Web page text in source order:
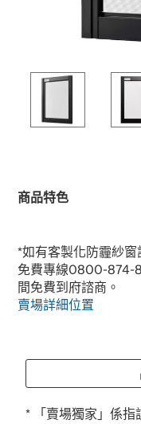
商品特色
*如有客製化防霾紗
免費專線0800-874-
間免費到府諮商。
賣場詳細位置
* 「賣場獨家」係指